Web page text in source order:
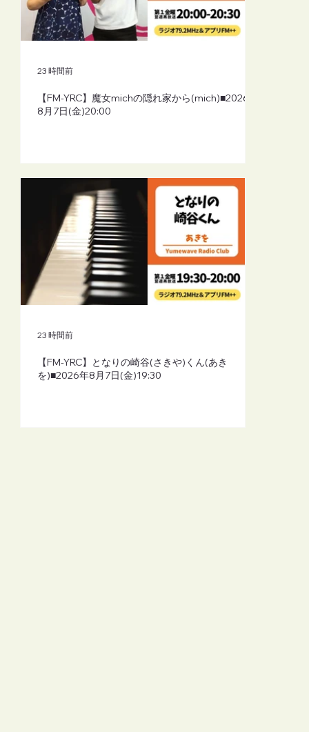
【FM-YRC】魔女michの隠れ家から(mich)■2026年
8月7日(金)20:00
23 時間前
【FM-YRC】となりの崎谷(さきや)くん(あき
を)■2026年8月7日(金)19:30
23 時間前